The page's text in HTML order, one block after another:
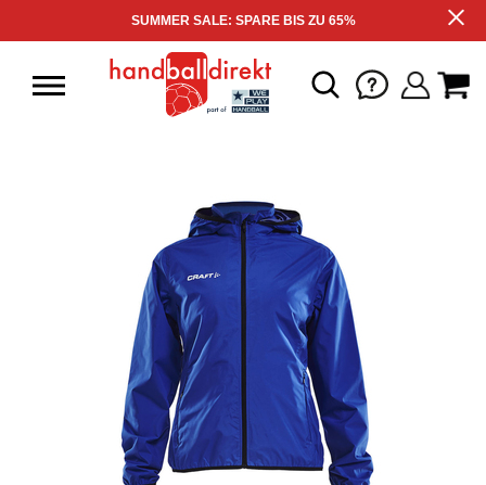
SUMMER SALE: SPARE BIS ZU 65%